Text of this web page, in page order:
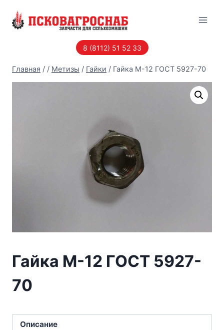
8 (8112) 51 52 33
Главная / / Метизы / Гайки / Гайка М-12 ГОСТ 5927-70
Гайка М-12 ГОСТ 5927-
70
Описание